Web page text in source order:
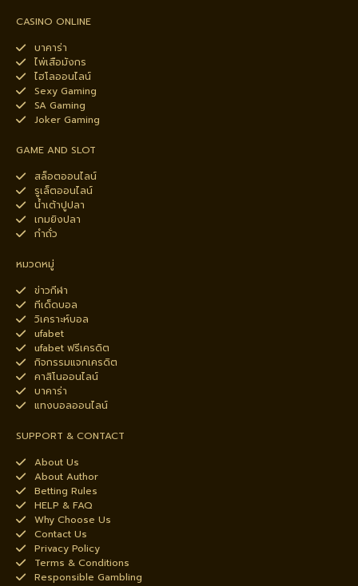
CASINO ONLINE
บาคาร่า
ไพ่เสือมังกร
ไฮโลออนไลน์
Sexy Gaming
SA Gaming
Joker Gaming
GAME AND SLOT
สล็อตออนไลน์
รูเล็ตออนไลน์
น้ำเต้าปูปลา
เกมยิงปลา
กำถั่ว
หมวดหมู่
ข่าวกีฬา
ทีเด็ดบอล
วิเคราะห์บอล
ufabet
ufabet ฟรีเครดิต
กิจกรรมแจกเครดิต
คาสิโนออนไลน์
บาคาร่า
แทงบอลออนไลน์
SUPPORT & CONTACT
About Us
About Author
Betting Rules
HELP & FAQ
Why Choose Us
Contact Us
Privacy Policy
Terms & Conditions
Responsible Gambling